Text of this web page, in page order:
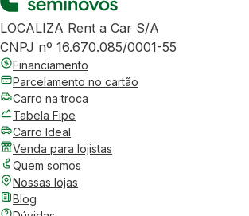
LOCALIZA Rent a Car S/A
CNPJ nº 16.670.085/0001-55
Financiamento
Parcelamento no cartão
Carro na troca
Tabela Fipe
Carro Ideal
Venda para lojistas
Quem somos
Nossas lojas
Blog